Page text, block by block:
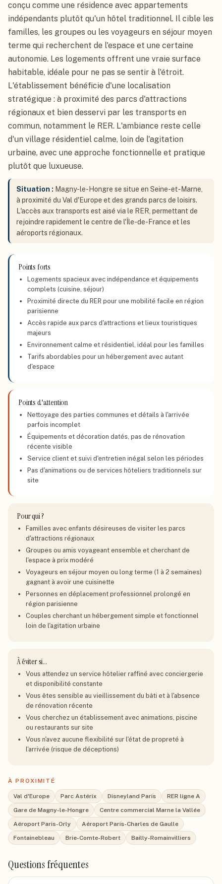
conçu comme une résidence avec appartements
indépendants plutôt qu'un hôtel traditionnel. Il cible les
familles, les groupes ou les voyageurs en séjour moyen
terme qui recherchent de l'espace et une certaine
autonomie. Les logements offrent une vraie surface
habitable, idéale pour ne pas se sentir à l'étroit.
L'établissement bénéficie d'une localisation
stratégique : à proximité des parcs d'attractions
régionaux et bien desservi par les transports en
commun, notamment le RER. L'ambiance reste celle
d'un village résidentiel calme, loin de l'agitation
urbaine, avec une approche fonctionnelle et pratique
plutôt que luxueuse.
Situation : Magny-le-Hongre se situe en Seine-et-Marne,
à proximité du Val d'Europe et des grands parcs de loisirs.
L'accès aux transports est aisé via le RER, permettant de
rejoindre rapidement le centre de l'Île-de-France et les
aéroports régionaux.
Points forts
Logements spacieux avec indépendance et équipements
complets (cuisine, séjour)
Proximité directe du RER pour une mobilité facile en région
parisienne
Accès rapide aux parcs d'attractions et lieux touristiques
majeurs
Environnement calme et résidentiel, idéal pour les familles
Tarifs abordables pour un hébergement avec autant
d'espace
Points d'attention
Nettoyage des parties communes et détails à l'arrivée
parfois incomplet
Équipements et décoration datés, pas de rénovation
récente visible
Service client et suivi d'entretien inégal selon les périodes
Pas d'animations ou de services hôteliers traditionnels sur
site
Pour qui ?
Familles avec enfants désireuses de visiter les parcs
d'attractions régionaux
Groupes ou amis voyageant ensemble et cherchant de
l'espace à prix modéré
Voyageurs en séjour moyen ou long terme (1 à 2 semaines)
gagnant à avoir une cuisinette
Personnes en déplacement professionnel prolongé en
région parisienne
Couples cherchant un hébergement simple et fonctionnel
loin de l'agitation urbaine
À éviter si…
Vous attendez un service hôtelier raffiné avec conciergerie
et disponibilité constante
Vous êtes sensible au vieillissement du bâti et à l'absence
de rénovation récente
Vous cherchez un établissement avec animations, piscine
ou restaurants sur site
Vous n'avez aucune flexibilité sur l'état de propreté à
l'arrivée (risque de déceptions)
À PROXIMITÉ
Val d'Europe Parc Astérix Disneyland Paris
RER ligne A
Gare de Magny-le-Hongre
Centre commercial Marne la Vallée
Aéroport Paris-Orly
Aéroport Paris-Charles de Gaulle
Fontainebleau
Brie-Comte-Robert Bailly-Romainvilliers
Questions fréquentes